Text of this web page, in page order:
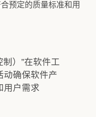
）”在软件工
动确保软件产
用户需求